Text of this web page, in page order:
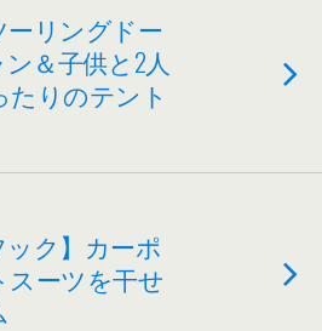
ーリングドー
＆子供と2人
りのテント
ック】カーポ
ーツを干せ